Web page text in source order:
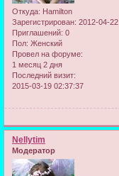
Откуда: Hamilton
Зарегистрирован: 2012-04-22
Приглашений: 0
Пол: Женский
Провел на форуме:
1 месяц 2 дня
Последний визит:
2015-03-19 02:37:37
Nellytim
Модератор